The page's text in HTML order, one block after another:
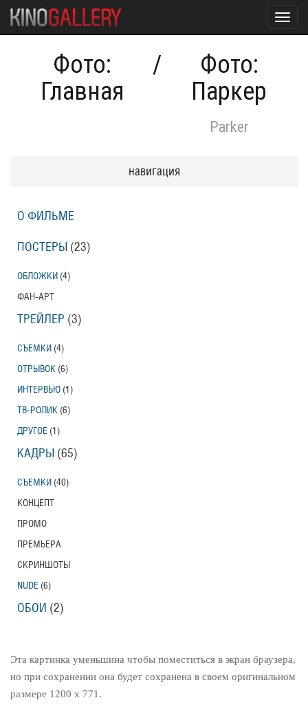
Фото:
Главная
/
Фото:
Паркер
Parker
Эта картинка уменьшина чтобы поместиться в экран браузера,
но при сохранении она будет сохранена в своем оригинальном
размере 1200 x 771.
навигация
О ФИЛЬМЕ
ПОСТЕРЫ (23)
ОБЛОЖКИ (4)
ФАН-АРТ
ТРЕЙЛЕР (3)
СЪЕМКИ (4)
ОТРЫВОК (6)
ИНТЕРВЬЮ (1)
ТВ-РОЛИК (6)
ДРУГОЕ (1)
КАДРЫ (65)
СЪЕМКИ (40)
КОНЦЕПТ
ПРОМО
ПРЕМЬЕРА
СКРИНШОТЫ
NUDE (6)
ОБОИ (2)